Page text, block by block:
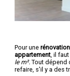
Pour une
appartement , il
le m². Tout dépend
refaire, s'il y a des